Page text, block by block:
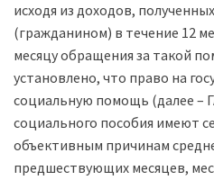
исходя из доходов,
(гражданином) в течение 12
месяцу обращения за такой
установлено, что право на
социальную помощь (далее –
социального пособия имеют
объективным причинам
предшествующих месяцев,